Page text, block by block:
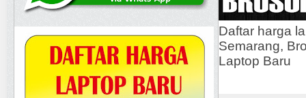
Daftar harga
Semarang,
Laptop Baru